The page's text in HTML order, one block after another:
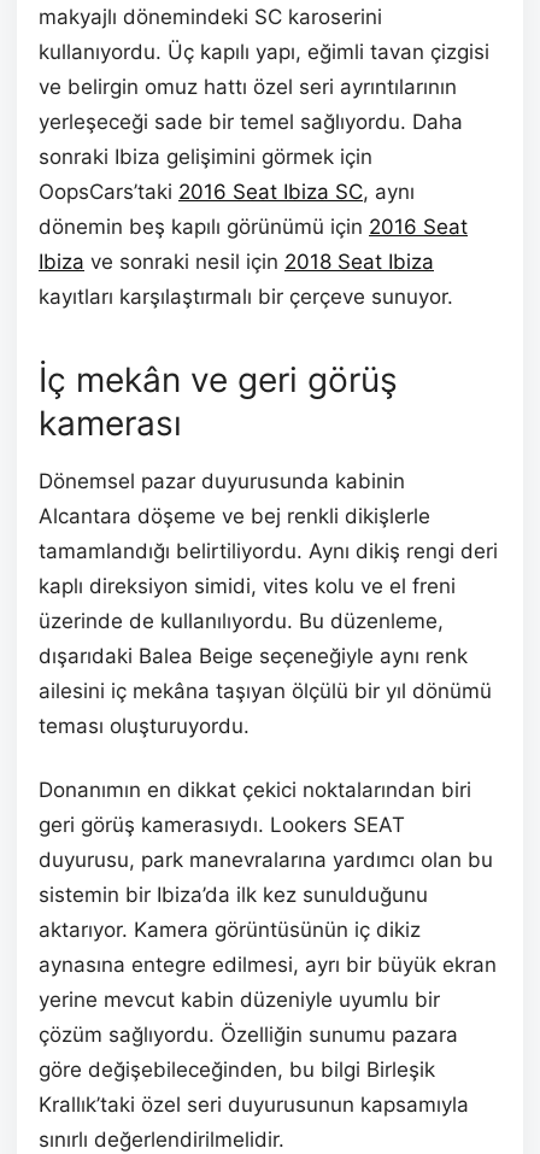
makyajlı dönemindeki SC karoserini
kullanıyordu. Üç kapılı yapı, eğimli tavan çizgisi
ve belirgin omuz hattı özel seri ayrıntılarının
yerleşeceği sade bir temel sağlıyordu. Daha
sonraki Ibiza gelişimini görmek için
OopsCars’taki 2016 Seat Ibiza SC, aynı
dönemin beş kapılı görünümü için 2016 Seat
Ibiza ve sonraki nesil için 2018 Seat Ibiza
kayıtları karşılaştırmalı bir çerçeve sunuyor.
İç mekân ve geri görüş
kamerası
Dönemsel pazar duyurusunda kabinin
Alcantara döşeme ve bej renkli dikişlerle
tamamlandığı belirtiliyordu. Aynı dikiş rengi deri
kaplı direksiyon simidi, vites kolu ve el freni
üzerinde de kullanılıyordu. Bu düzenleme,
dışarıdaki Balea Beige seçeneğiyle aynı renk
ailesini iç mekâna taşıyan ölçülü bir yıl dönümü
teması oluşturuyordu.
Donanımın en dikkat çekici noktalarından biri
geri görüş kamerasıydı. Lookers SEAT
duyurusu, park manevralarına yardımcı olan bu
sistemin bir Ibiza’da ilk kez sunulduğunu
aktarıyor. Kamera görüntüsünün iç dikiz
aynasına entegre edilmesi, ayrı bir büyük ekran
yerine mevcut kabin düzeniyle uyumlu bir
çözüm sağlıyordu. Özelliğin sunumu pazara
göre değişebileceğinden, bu bilgi Birleşik
Krallık’taki özel seri duyurusunun kapsamıyla
sınırlı değerlendirilmelidir.